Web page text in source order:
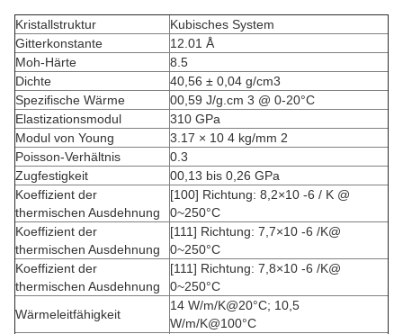
Kristallstruktur
Kubisches System
Gitterkonstante
12.01 Å
Moh-Härte
8.5
Dichte
40,56 ± 0,04 g/cm3
Spezifische Wärme
00,59 J/g.cm 3 @ 0-20°C
Elastizationsmodul
310 GPa
Modul von Young
3.17 × 10 4 kg/mm 2
Poisson-Verhältnis
0.3
Zugfestigkeit
00,13 bis 0,26 GPa
Koeffizient der
thermischen Ausdehnung
[100] Richtung: 8,2×10 -6 / K @
0~250°C
Koeffizient der
thermischen Ausdehnung
[111] Richtung: 7,7×10 -6 /K@
0~250°C
Koeffizient der
thermischen Ausdehnung
[111] Richtung: 7,8×10 -6 /K@
0~250°C
Wärmeleitfähigkeit
14 W/m/K@20°C; 10,5
W/m/K@100°C